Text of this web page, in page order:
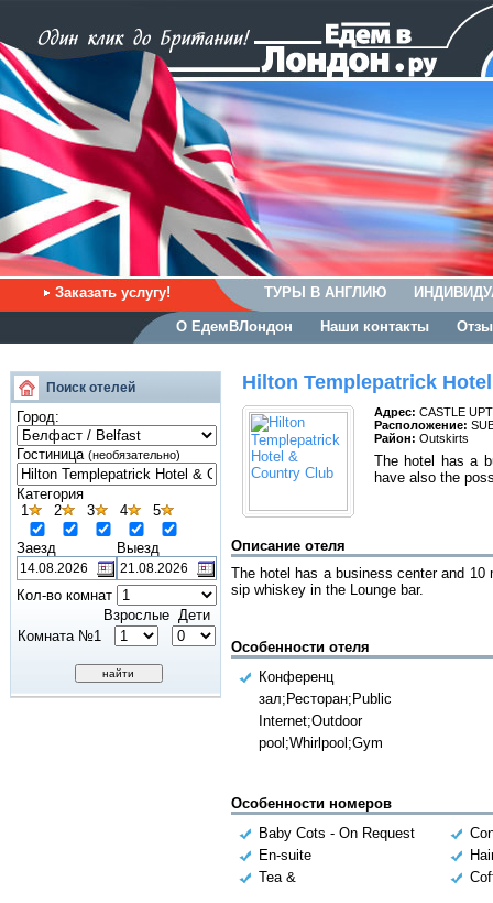
Заказать услугу! ТУРЫ В АНГЛИЮ
О ЕдемВЛондон Наши контакты
Поиск отелей
Город:
Гостиница (необязательно)
Категория
1
2 3 4 5
Заезд Выезд
Кол-во комнат
Взрослые Дети
Комната №1
Hilton Templepatrick
Адрес: CASTLE
Расположение:
Район: Outskirts
The hotel has a
have also the
Описание отеля
The hotel has a business center and
sip whiskey in the Lounge bar.
Особенности отеля
Конференц
зал;Ресторан;Public
Internet;Outdoor
pool;Whirlpool;Gym
Особенности номеров
Baby Cots - On Request
En-suite
Tea &